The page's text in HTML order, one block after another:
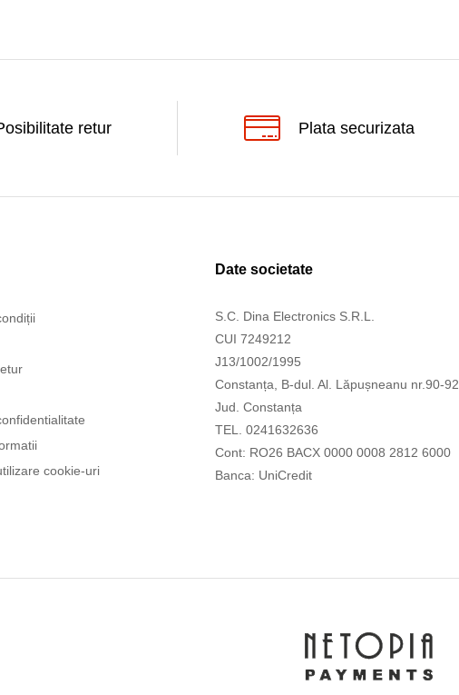
retur Plata securizata
cookie-uri
Date societate
S.C. Dina Electronics S.R.L.
CUI 7249212
J13/1002/1995
Constanța, B-dul. Al. Lăpușneanu nr.90-92,
Jud. Constanța
TEL. 0241632636
Cont: RO26 BACX 0000 0008 2812 6000
Banca: UniCredit